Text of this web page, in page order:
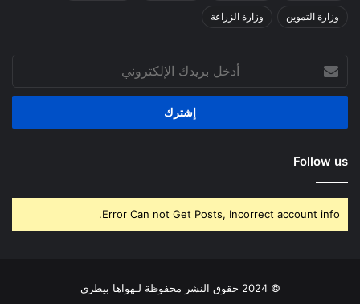
وزارة التموين وزارة الزراعة
بريدك
الإلكتروني
Follow us
Error Can not Get Posts, Incorrect account info.
© 2024 حقوق النشر محفوظة لـهواها بيطري